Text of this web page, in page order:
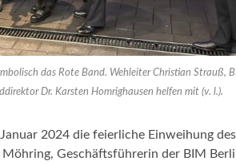
das Rote Band. Wehleiter Christian Strauß,
Dr. Karsten Homrighausen helfen mit (v. l.).
2024 die feierliche Einweihung
Geschäftsführerin der BIM